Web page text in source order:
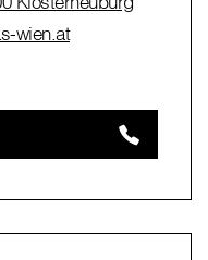
wien.at